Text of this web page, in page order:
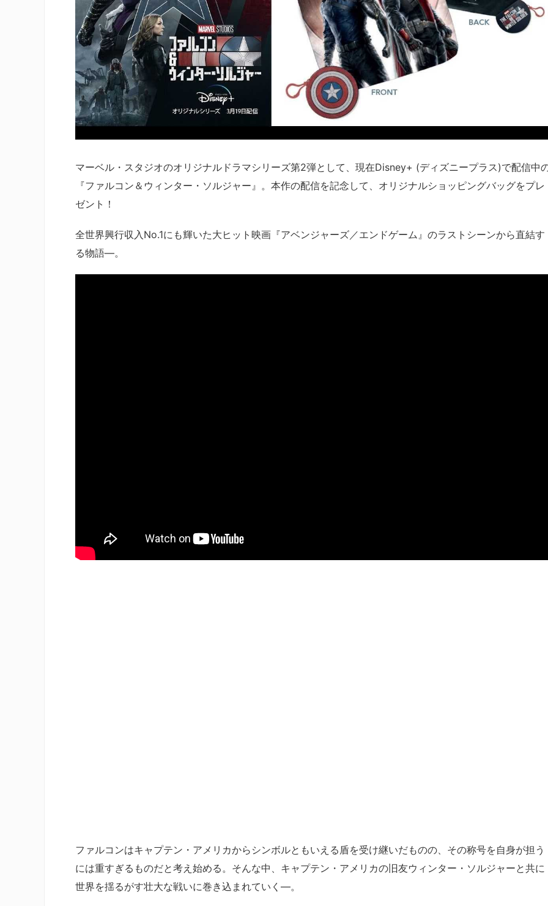
マーベル・スタジオのオリジナルドラマシリーズ第2弾として、現在Disney+ (ディズニープラス)で配信中
『ファルコン＆ウィンター・ソルジャー』。本作の配信を記念して、オリジナルショッピングバッグをプレ
ゼント！
全世界興行収入No.1にも輝いた大ヒット映画『アベンジャーズ／エンドゲーム』のラストシーンから直結す
る物語―。
ファルコンはキャプテン・アメリカからシンボルともいえる盾を受け継いだものの、その称号を自身が担う
には重すぎるものだと考え始める。そんな中、キャプテン・アメリカの旧友ウィンター・ソルジャーと共に
世界を揺るがす壮大な戦いに巻き込まれていく―。